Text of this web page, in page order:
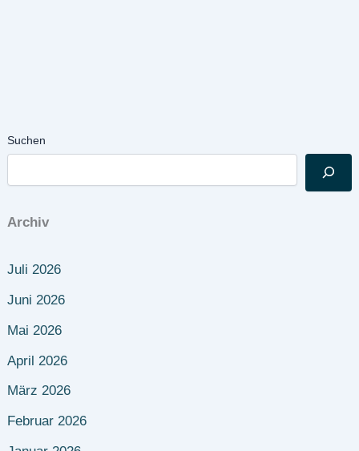
Suchen
Archiv
Juli 2026
Juni 2026
Mai 2026
April 2026
März 2026
Februar 2026